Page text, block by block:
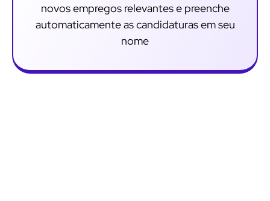
novos empregos relevantes e preenche
automaticamente as candidaturas em seu
nome